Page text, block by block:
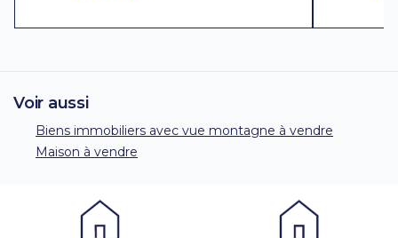
Voir aussi
Biens immobiliers avec vue montagne à vendre
Maison à vendre